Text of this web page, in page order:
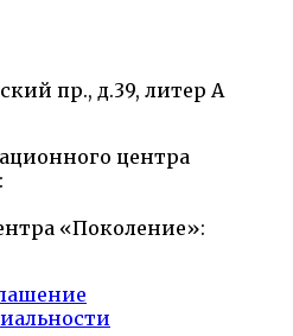
пр., д.39, литер А
центра
«Поколение»: